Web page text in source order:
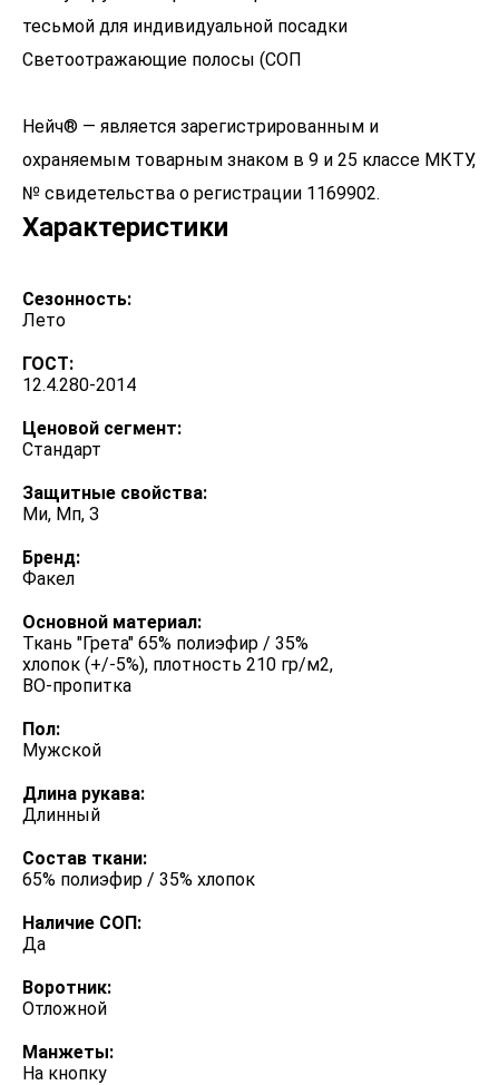
тесьмой для индивидуальной посадки
Светоотражающие полосы (СОП
Нейч® — является зарегистрированным и
охраняемым товарным знаком в 9 и 25 классе МКТУ,
№ свидетельства о регистрации 1169902.
Характеристики
Сезонность:
Лето
ГОСТ:
12.4.280-2014
Ценовой сегмент:
Стандарт
Защитные свойства:
Ми, Мп, З
Бренд:
Факел
Основной материал:
Ткань "Грета" 65% полиэфир / 35%
хлопок (+/-5%), плотность 210 гр/м2,
ВО-пропитка
Пол:
Мужской
Длина рукава:
Длинный
Состав ткани:
65% полиэфир / 35% хлопок
Наличие СОП:
Да
Воротник:
Отложной
Манжеты:
На кнопку